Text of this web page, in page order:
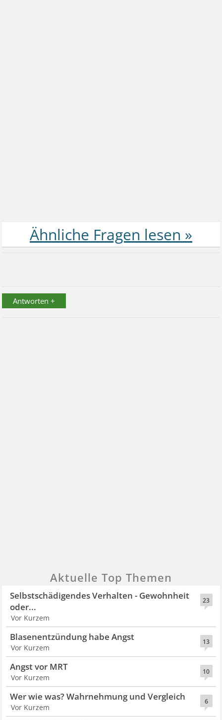
Antworten +
Aktuelle Top Themen
23
Selbstschädigendes Verhalten - Gewohnheit
oder...
Vor Kurzem
13
Blasenentzündung habe Angst
Vor Kurzem
10
Angst vor MRT
Vor Kurzem
6
Wer wie was? Wahrnehmung und Vergleich
Vor Kurzem